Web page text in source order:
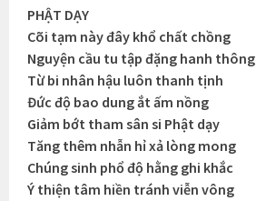
PHẬT DẠY
Cõi tạm này đây khổ chất chồng
Nguyện cầu tu tập đặng hanh thông
Từ bi nhân hậu luôn thanh tịnh
Đức độ bao dung ắt ấm nồng
Giảm bớt tham sân si Phật dạy
Tăng thêm nhẫn hỉ xả lòng mong
Chúng sinh phổ độ hằng ghi khắc
Ý thiện tâm hiền tránh viễn vông